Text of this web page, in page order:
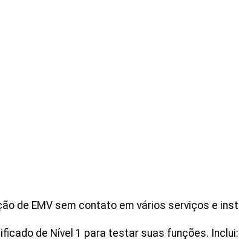
de EMV sem contato em vários serviços e
de Nível 1 para testar suas funções. Inclui: